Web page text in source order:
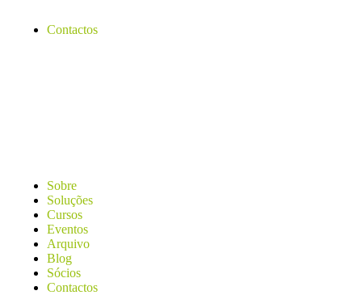
Contactos
Sobre
Soluções
Cursos
Eventos
Arquivo
Blog
Sócios
Contactos